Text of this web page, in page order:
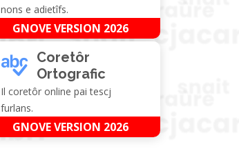
nons e adietîfs.
GNOVE VERSION 2026
Coretôr
Ortografic
Il coretôr online pai tescj
furlans.
GNOVE VERSION 2026